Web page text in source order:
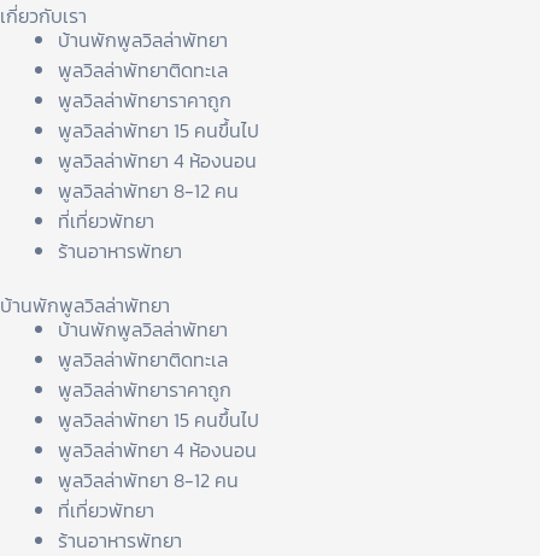
เกี่ยวกับเรา
บ้านพักพูลวิลล่าพัทยา
พูลวิลล่าพัทยาติดทะเล
พูลวิลล่าพัทยาราคาถูก
พูลวิลล่าพัทยา 15 คนขึ้นไป
พูลวิลล่าพัทยา 4 ห้องนอน
พูลวิลล่าพัทยา 8-12 คน
ที่เที่ยวพัทยา
ร้านอาหารพัทยา
บ้านพักพูลวิลล่าพัทยา
บ้านพักพูลวิลล่าพัทยา
พูลวิลล่าพัทยาติดทะเล
พูลวิลล่าพัทยาราคาถูก
พูลวิลล่าพัทยา 15 คนขึ้นไป
พูลวิลล่าพัทยา 4 ห้องนอน
พูลวิลล่าพัทยา 8-12 คน
ที่เที่ยวพัทยา
ร้านอาหารพัทยา